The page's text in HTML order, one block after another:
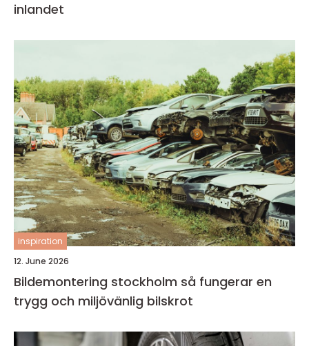
inlandet
inspiration
12. June 2026
Bildemontering stockholm så fungerar en
trygg och miljövänlig bilskrot